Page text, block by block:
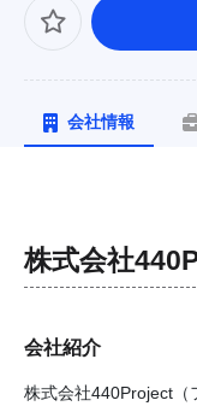
会社情報
株式会社
会社紹介
株式会社440Project（